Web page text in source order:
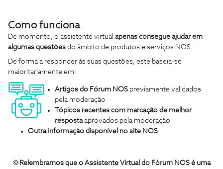
Como funciona
De momento, o assistente virtual apenas consegue ajudar em
algumas questões do âmbito de produtos e serviços NOS.
De forma a responder às suas questões, este baseia-se
maioritariamente em:
Artigos do Fórum NOS previamente validados
pela moderação
Tópicos recentes com marcação de melhor
respostaaprovados pela moderação
Outra informação disponível no site NOS
💢 Relembramos que o Assistente Virtual do Fórum NOS é uma